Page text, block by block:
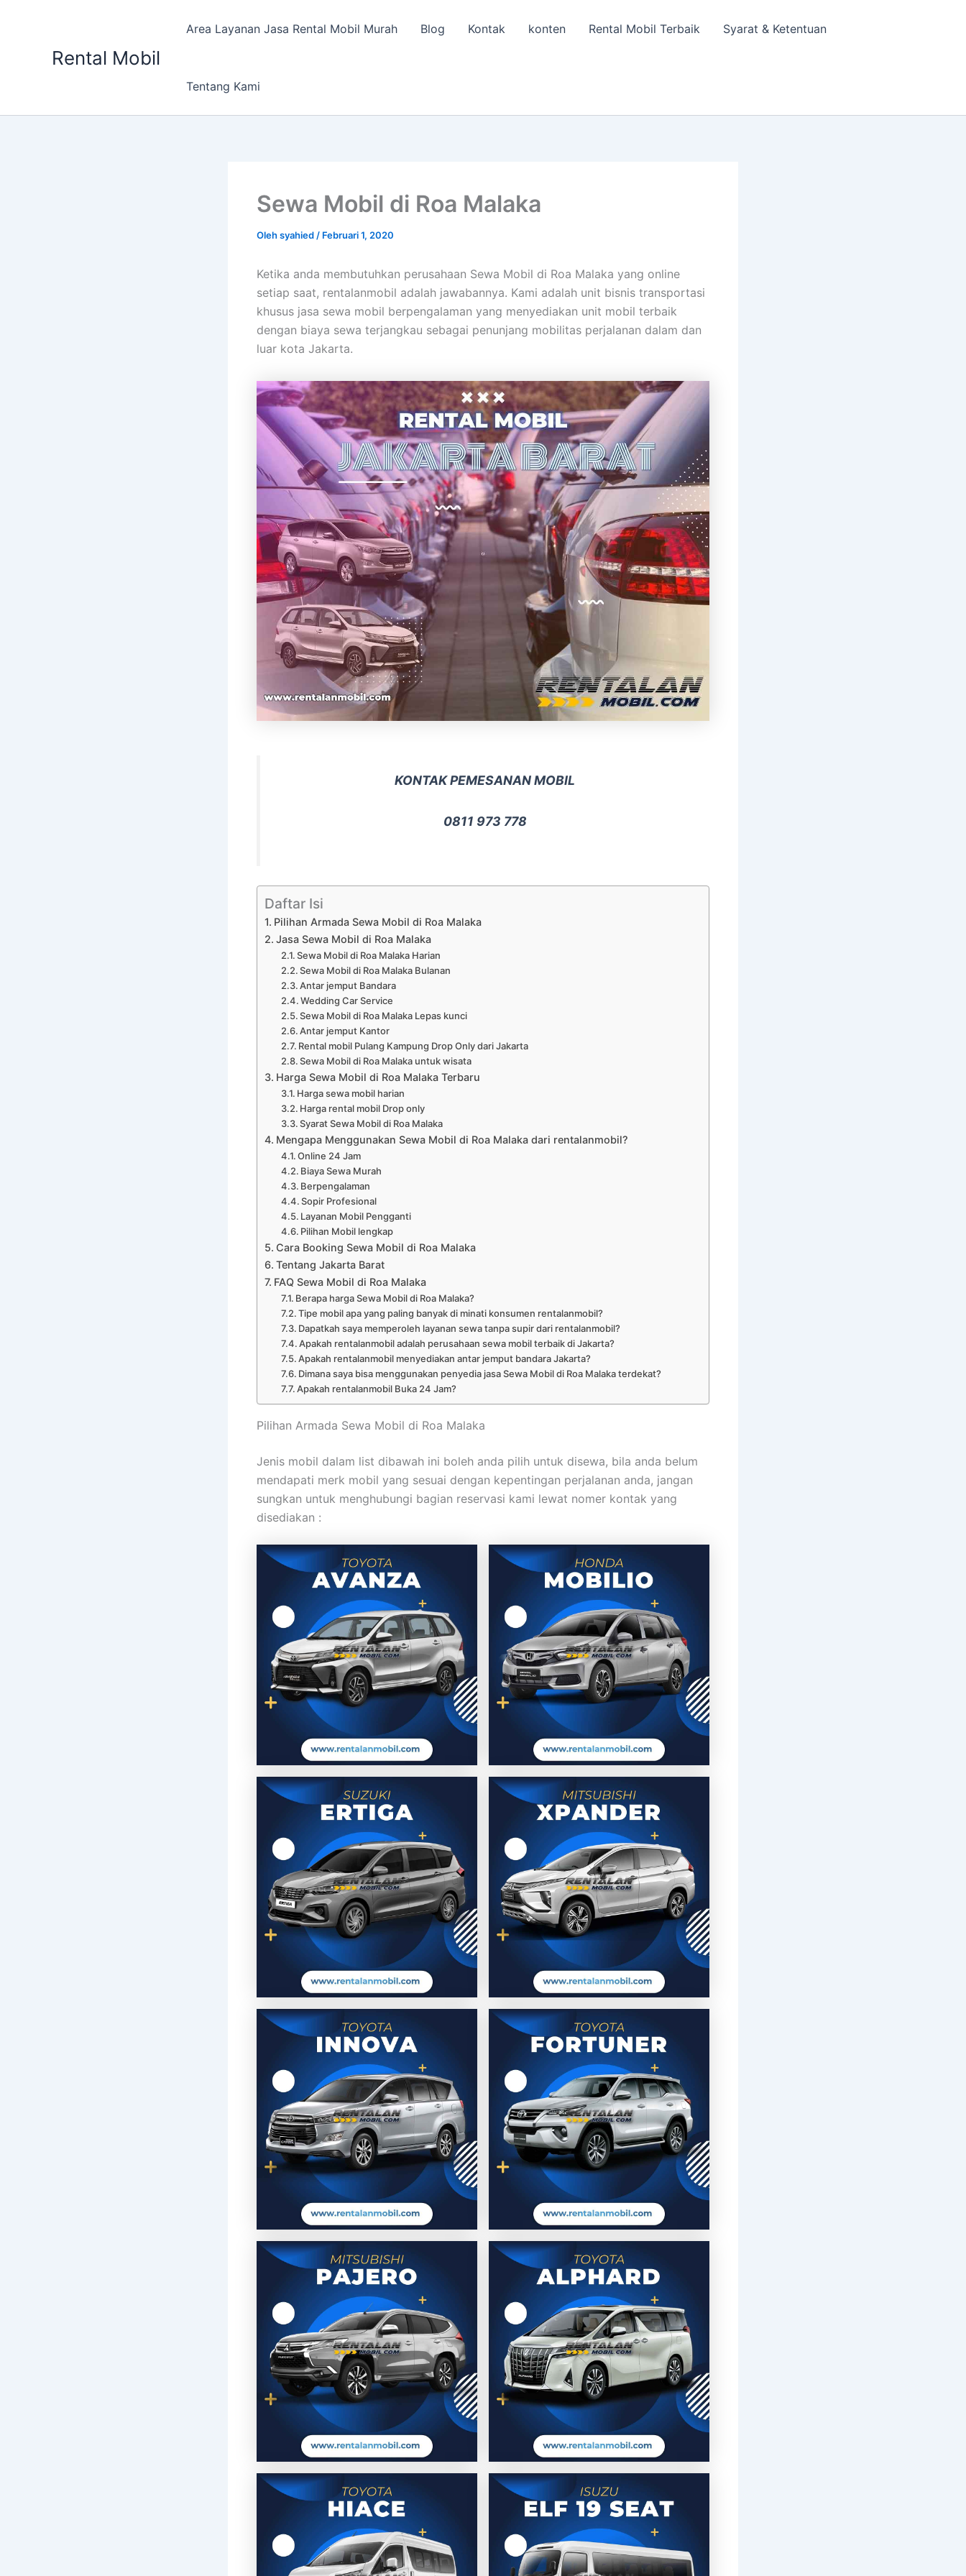
Rental Mobil
Area Layanan Jasa Rental Mobil Murah Blog Kontak konten Rental Mobil Terbaik Syarat & Ketentuan
Tentang Kami
Sewa Mobil di Roa Malaka
Olehsyahied / Februari 1, 2020
Ketika anda membutuhkan perusahaan Sewa Mobil di Roa Malaka yang online
setiap saat, rentalanmobil adalah jawabannya. Kami adalah unit bisnis transportasi
khusus jasa sewa mobil berpengalaman yang menyediakan unit mobil terbaik
dengan biaya sewa terjangkau sebagai penunjang mobilitas perjalanan dalam dan
luar kota Jakarta.
KONTAK PEMESANAN MOBIL
0811 973 778
Daftar Isi
Pilihan Armada Sewa Mobil di Roa Malaka
Jasa Sewa Mobil di Roa Malaka
Sewa Mobil di Roa Malaka Harian
Sewa Mobil di Roa Malaka Bulanan
Antar jemput Bandara
Wedding Car Service
Sewa Mobil di Roa Malaka Lepas kunci
Antar jemput Kantor
Rental mobil Pulang Kampung Drop Only dari Jakarta
Sewa Mobil di Roa Malaka untuk wisata
Harga Sewa Mobil di Roa Malaka Terbaru
Harga sewa mobil harian
Harga rental mobil Drop only
Syarat Sewa Mobil di Roa Malaka
Mengapa Menggunakan Sewa Mobil di Roa Malaka dari rentalanmobil?
Online 24 Jam
Biaya Sewa Murah
Berpengalaman
Sopir Profesional
Layanan Mobil Pengganti
Pilihan Mobil lengkap
Cara Booking Sewa Mobil di Roa Malaka
Tentang Jakarta Barat
FAQ Sewa Mobil di Roa Malaka
Berapa harga Sewa Mobil di Roa Malaka?
Tipe mobil apa yang paling banyak di minati konsumen rentalanmobil?
Dapatkah saya memperoleh layanan sewa tanpa supir dari rentalanmobil?
Apakah rentalanmobil adalah perusahaan sewa mobil terbaik di Jakarta?
Apakah rentalanmobil menyediakan antar jemput bandara Jakarta?
Dimana saya bisa menggunakan penyedia jasa Sewa Mobil di Roa Malaka terdekat?
Apakah rentalanmobil Buka 24 Jam?
Pilihan Armada Sewa Mobil di Roa Malaka
Jenis mobil dalam list dibawah ini boleh anda pilih untuk disewa, bila anda belum
mendapati merk mobil yang sesuai dengan kepentingan perjalanan anda, jangan
sungkan untuk menghubungi bagian reservasi kami lewat nomer kontak yang
disediakan :